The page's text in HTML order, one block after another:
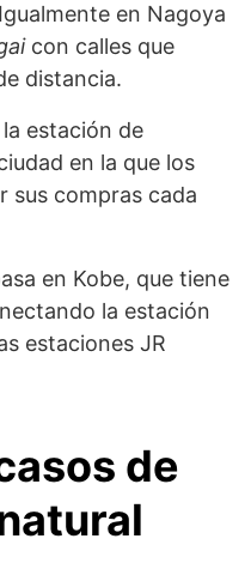
en Nagoya
con calles que
distancia.
la estación de
en la que los
sus compras cada
en Kobe, que tiene
la estación
estaciones JR
de